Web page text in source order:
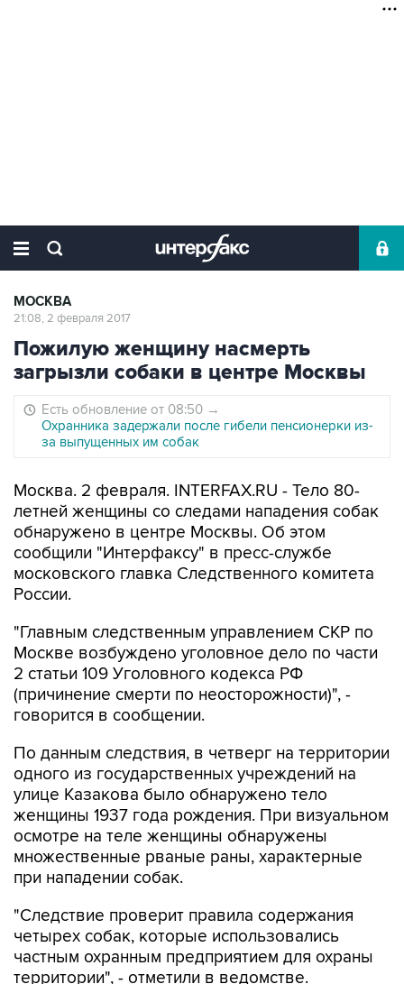
МОСКВА
21:08, 2 февраля 2017
Пожилую женщину насмерть
загрызли собаки в центре Москвы
Есть обновление от 08:50 →
Охранника задержали после гибели пенсионерки из-
за выпущенных им собак
Москва. 2 февраля. INTERFAX.RU - Тело 80-
летней женщины со следами нападения собак
обнаружено в центре Москвы. Об этом
сообщили "Интерфаксу" в пресс-службе
московского главка Следственного комитета
России.
"Главным следственным управлением СКР по
Москве возбуждено уголовное дело по части
2 статьи 109 Уголовного кодекса РФ
(причинение смерти по неосторожности)", -
говорится в сообщении.
По данным следствия, в четверг на территории
одного из государственных учреждений на
улице Казакова было обнаружено тело
женщины 1937 года рождения. При визуальном
осмотре на теле женщины обнаружены
множественные рваные раны, характерные
при нападении собак.
"Следствие проверит правила содержания
четырех собак, которые использовались
частным охранным предприятием для охраны
территории", - отметили в ведомстве.